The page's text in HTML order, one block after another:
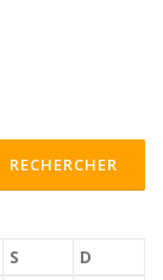
S D